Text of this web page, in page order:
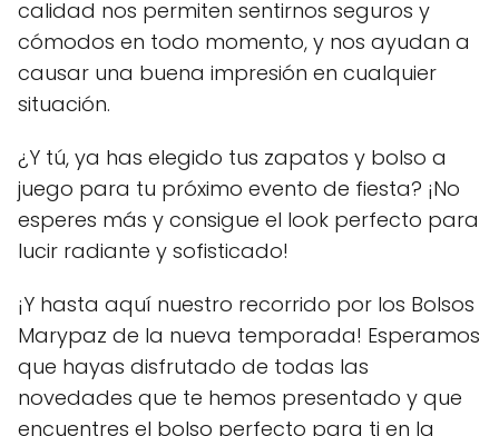
calidad nos permiten sentirnos seguros y
cómodos en todo momento, y nos ayudan a
causar una buena impresión en cualquier
situación.
¿Y tú, ya has elegido tus zapatos y bolso a
juego para tu próximo evento de fiesta? ¡No
esperes más y consigue el look perfecto para
lucir radiante y sofisticado!
¡Y hasta aquí nuestro recorrido por los Bolsos
Marypaz de la nueva temporada! Esperamos
que hayas disfrutado de todas las
novedades que te hemos presentado y que
encuentres el bolso perfecto para ti en la